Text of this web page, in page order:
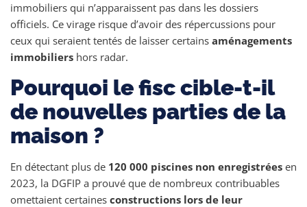
immobiliers qui n’apparaissent pas dans les dossiers
officiels. Ce virage risque d’avoir des répercussions pour
ceux qui seraient tentés de laisser certains aménagements
immobiliers hors radar.
Pourquoi le fisc cible-t-il
de nouvelles parties de la
maison ?
En détectant plus de 120 000 piscines non enregistrées en
2023, la DGFIP a prouvé que de nombreux contribuables
omettaient certaines constructions lors de leur